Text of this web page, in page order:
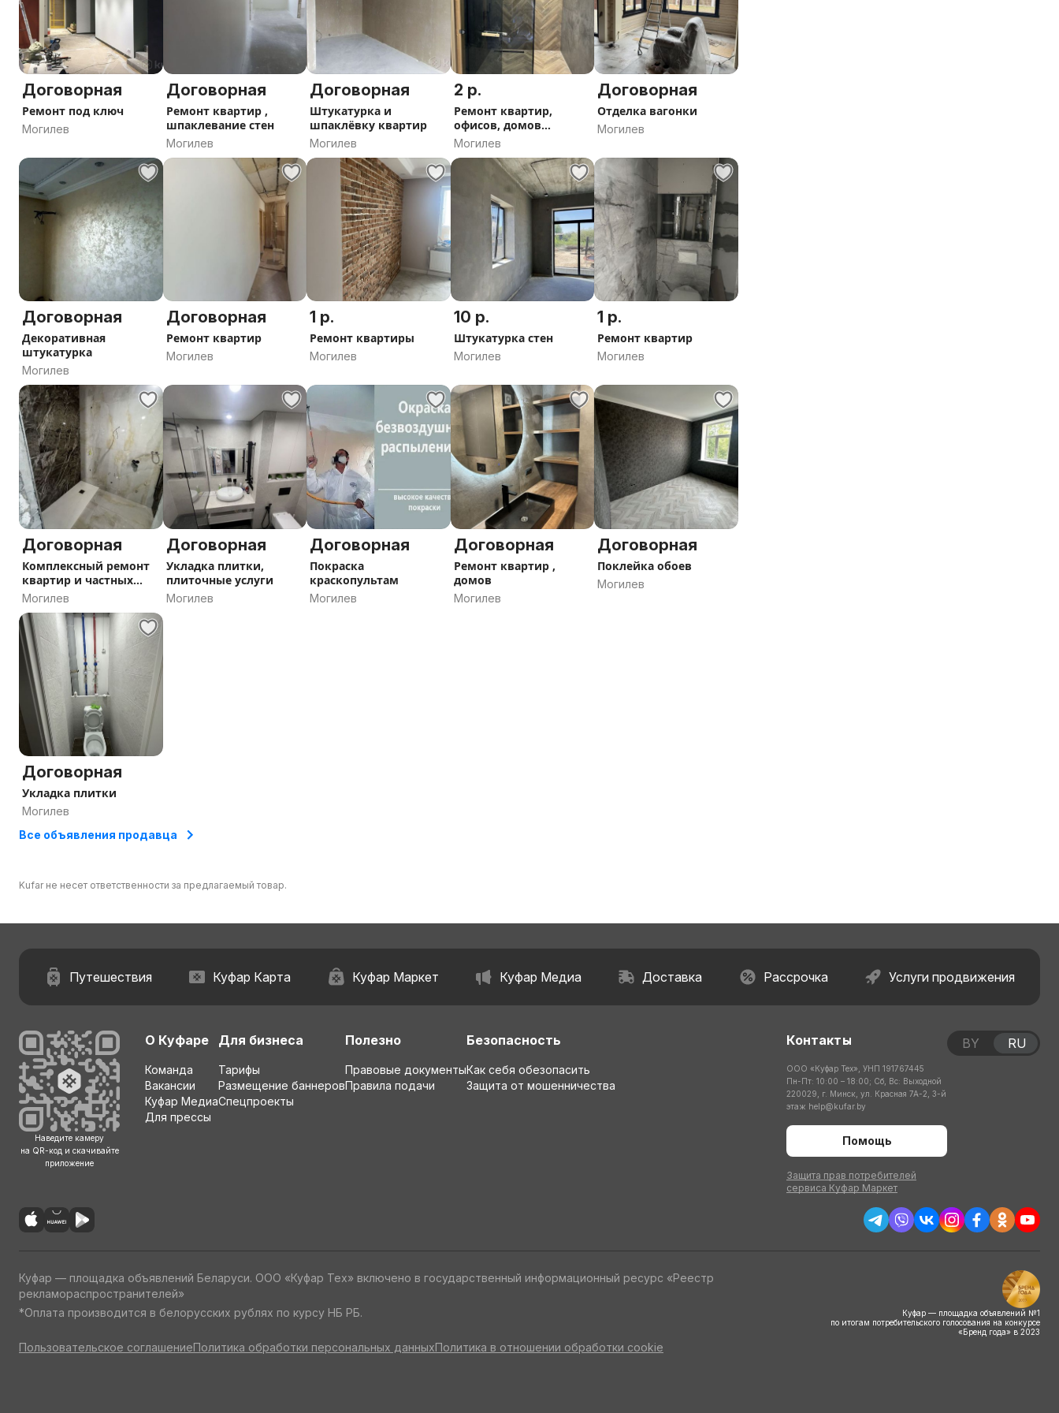
И многое другое
Договорная
Ремонт под ключ
Могилев
Договорная
Ремонт квартир ,
шпаклевание стен
Могилев
Договорная
Штукатурка и
шпаклёвку квартир
Могилев
2 р.
Ремонт квартир,
офисов, домов
частных, коттеджей.
шпаклевка, покраска
поклейка обоев, ук
Могилев
Договорная
Отделка вагонки
Могилев
Договорная
Декоративная
штукатурка
Могилев
Договорная
Ремонт квартир
Могилев
1 р.
Ремонт квартиры
Могилев
10 р.
Штукатурка стен
Могилев
1 р.
Ремонт квартир
Могилев
Договорная
Комплексный ремонт
квартир и частных
домов
Могилев
Договорная
Укладка плитки,
плиточные услуги
Могилев
Договорная
Покраска
краскопультам
Могилев
Договорная
Ремонт квартир ,
домов
Могилев
Договорная
Поклейка обоев
Могилев
Договорная
Укладка плитки
Могилев
Все объявления продавца
Kufar не несет ответственности за предлагаемый товар.
Путешествия Куфар Карта Куфар Маркет Куфар Медиа Доставка Рассрочка Услуги продвижения
Наведите камеру
на QR-код и скачивайте
приложение
О Куфаре
Команда
Вакансии
Куфар Медиа
Для прессы
Для бизнеса
Тарифы
Размещение баннеров
Спецпроекты
Полезно
Правовые документы
Правила подачи
Безопасность
Как себя обезопасить
Защита от мошенничества
Контакты
ООО «Куфар Тех», УНП 191767445
Пн-Пт: 10:00 – 18:00; Сб, Вс: Выходной
220029, г. Минск, ул. Красная 7А-2, 3-й
этаж help@kufar.by
Помощь
Защита прав потребителей
сервиса Куфар Маркет
BY RU
Куфар — площадка объявлений Беларуси. ООО «Куфар Тех» включено в государственный информационный ресурс «Реестр
рекламораспространителей»
*Оплата производится в белорусских рублях по курсу НБ РБ.
Пользовательское соглашениеПолитика обработки персональных данныхПолитика в отношении обработки cookie
Куфар — площадка объявлений №1
по итогам потребительского голосования на конкурсе
«Бренд года» в 2023